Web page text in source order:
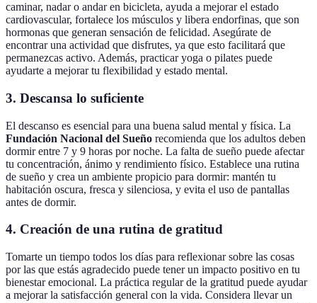
caminar, nadar o andar en bicicleta, ayuda a mejorar el estado
cardiovascular, fortalece los músculos y libera endorfinas, que son
hormonas que generan sensación de felicidad. Asegúrate de
encontrar una actividad que disfrutes, ya que esto facilitará que
permanezcas activo. Además, practicar yoga o pilates puede
ayudarte a mejorar tu flexibilidad y estado mental.
3. Descansa lo suficiente
El descanso es esencial para una buena salud mental y física. La
Fundación Nacional del Sueño recomienda que los adultos deben
dormir entre 7 y 9 horas por noche. La falta de sueño puede afectar
tu concentración, ánimo y rendimiento físico. Establece una rutina
de sueño y crea un ambiente propicio para dormir: mantén tu
habitación oscura, fresca y silenciosa, y evita el uso de pantallas
antes de dormir.
4. Creación de una rutina de gratitud
Tomarte un tiempo todos los días para reflexionar sobre las cosas
por las que estás agradecido puede tener un impacto positivo en tu
bienestar emocional. La práctica regular de la gratitud puede ayudar
a mejorar la satisfacción general con la vida. Considera llevar un